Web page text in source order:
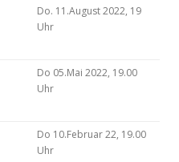
Do. 11.August 2022, 19
Uhr
Do 05.Mai 2022, 19.00
Uhr
Do 10.Februar 22, 19.00
Uhr